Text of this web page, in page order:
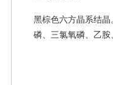
黑棕色六方晶系结
磷、三氯氧磷、乙胺